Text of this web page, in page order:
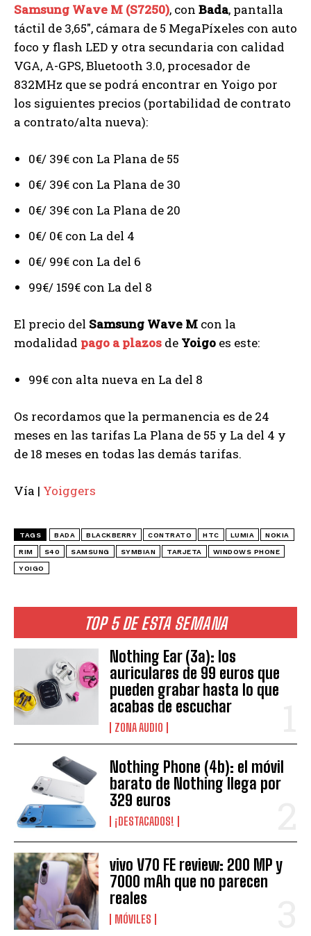
TOP 5 DE ESTA SEMANA
Nothing Ear (3a): los
auriculares de 99 euros que
pueden grabar hasta lo que
acabas de escuchar
ZONA AUDIO
Nothing Phone (4b): el móvil
barato de Nothing llega por
329 euros
¡DESTACADOS!
vivo V70 FE review: 200 MP y
7000 mAh que no parecen
reales
MÓVILES
Samsung Wave M (S7250), con Bada, pantalla
táctil de 3,65″, cámara de 5 MegaPíxeles con auto
foco y flash LED y otra secundaria con calidad
VGA, A-GPS, Bluetooth 3.0, procesador de
832MHz que se podrá encontrar en Yoigo por
los siguientes precios (portabilidad de contrato
a contrato/alta nueva):
0€/ 39€ con La Plana de 55
0€/ 39€ con La Plana de 30
0€/ 39€ con La Plana de 20
0€/ 0€ con La del 4
0€/ 99€ con La del 6
99€/ 159€ con La del 8
El precio del Samsung Wave M con la
modalidad pago a plazos de Yoigo es este:
99€ con alta nueva en La del 8
Os recordamos que la permanencia es de 24
meses en las tarifas La Plana de 55 y La del 4 y
de 18 meses en todas las demás tarifas.
Vía | Yoiggers
TAGS BADA BLACKBERRY CONTRATO HTC LUMIA NOKIA
RIM S40 SAMSUNG SYMBIAN TARJETA WINDOWS PHONE
YOIGO